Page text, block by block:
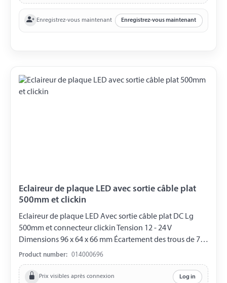
Enregistrez-vous maintenant Enregistrez-vous maintenant
Eclaireur de plaque LED avec sortie câble plat
500mm et clickin
Eclaireur de plaque LED Avec sortie câble plat DC Lg
500mm et connecteur clickin Tension 12 - 24 V
Dimensions 96 x 64 x 66 mm Écartement des trous de 72
mm
Product number: 014000696
Prix visibles après connexion Log in